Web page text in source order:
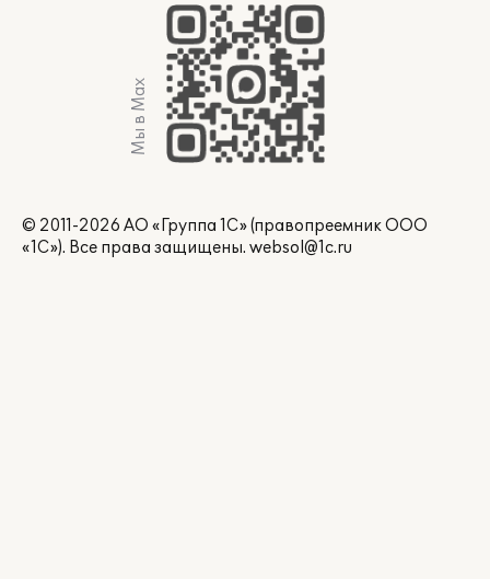
Мы в Max
© 2011-2026 АО «Группа 1С» (правопреемник ООО
«1С»). Все права защищены. websol@1c.ru